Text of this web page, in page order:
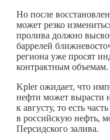
Но после
может резко
пролива должно
баррелей
региона уже просят
контрактным объемам.
Kpler ожидает, что
нефти может вырасти
к августу, то есть
в российскую нефть,
Персидского залива.